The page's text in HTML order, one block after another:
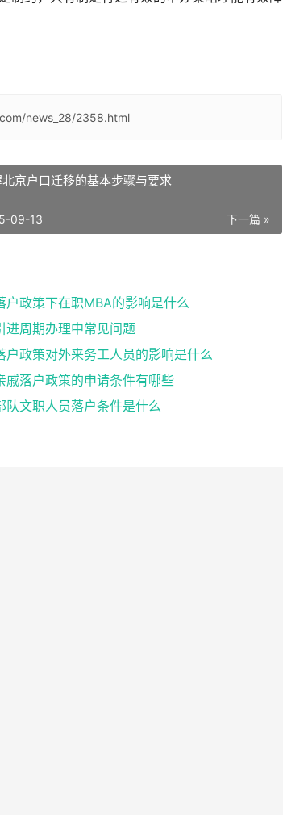
news_28/2358.html
北京户口迁移的基本步骤与要求
下一篇 »
09-13
户政策下在职MBA的影响是什么
进周期办理中常见问题
户政策对外来务工人员的影响是什么
戚落户政策的申请条件有哪些
队文职人员落户条件是什么